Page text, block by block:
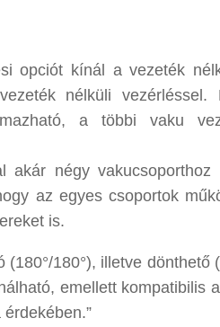
opciót kínál a vezeték
nélküli
a többi vaku
akár négy
az egyes csoportok
is.
180°), illetve dönthető
emellett kompatibilis